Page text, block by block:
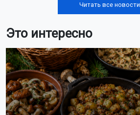
Читать все новости
Это интересно